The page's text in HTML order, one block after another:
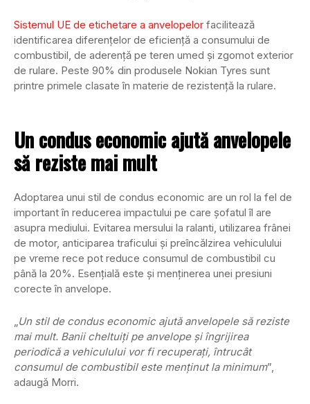
Sistemul UE de etichetare a anvelopelor facilitează
identificarea diferențelor de eficiență a consumului de
combustibil, de aderență pe teren umed și zgomot exterior
de rulare. Peste 90% din produsele Nokian Tyres sunt
printre primele clasate în materie de rezistență la rulare.
Un condus economic ajută anvelopele
să reziste mai mult
Adoptarea unui stil de condus economic are un rol la fel de
important în reducerea impactului pe care șofatul îl are
asupra mediului. Evitarea mersului la ralanti, utilizarea frânei
de motor, anticiparea traficului și preîncălzirea vehiculului
pe vreme rece pot reduce consumul de combustibil cu
până la 20%. Esențială este și menținerea unei presiuni
corecte în anvelope.
„Un stil de condus economic ajută anvelopele să reziste
mai mult. Banii cheltuiți pe anvelope și îngrijirea
periodică a vehiculului vor fi recuperați, întrucât
consumul de combustibil este menținut la minimum”,
adaugă Morri.